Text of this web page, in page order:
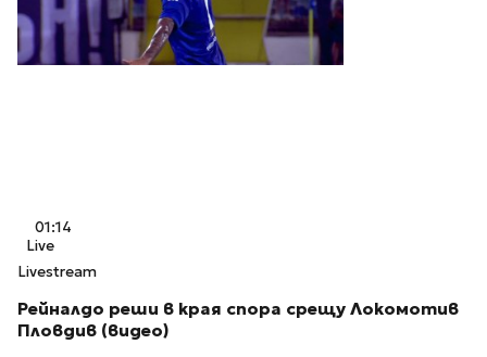
01:14
Live
Livestream
Рейналдо реши в края спора срещу Локомотив
Пловдив (видео)